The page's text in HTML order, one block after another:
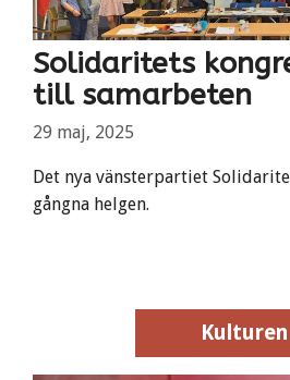
Solidaritets
till samarbeten
29 maj, 2025
Det nya vänsterpartiet
gångna helgen.
Kulturen
Kulturen